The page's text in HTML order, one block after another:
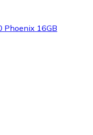
Phoenix 16GB